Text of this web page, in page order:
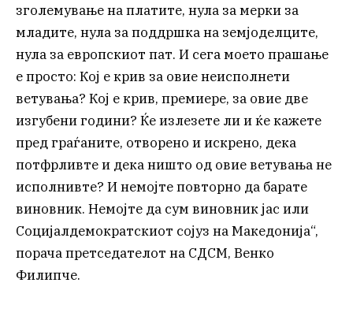
зголемување на платите, нула за мерки за
младите, нула за поддршка на земјоделците,
нула за европскиот пат. И сега моето прашање
е просто: Кој е крив за овие неисполнети
ветувања? Кој е крив, премиере, за овие две
изгубени години? Ќе излезете ли и ќе кажете
пред граѓаните, отворено и искрено, дека
потфрливте и дека ништо од овие ветувања не
исполнивте? И немојте повторно да барате
виновник. Немојте да сум виновник јас или
Социјалдемократскиот сојуз на Македонија“,
порача претседателот на СДСМ, Венко
Филипче.